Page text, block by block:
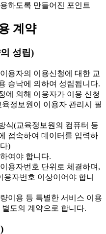
하도록 만들어진 포인트
계약
성립)
용자의 이용신청에 대한 교
승낙에 의하여 성립됩니다.
에 의해 이용자가 이용 신청
정보원이 이용자 관리시 필
식(교육정보원의 컴퓨터 등
접속하여 데이터를 입력하
)
여야 합니다.
용자번호 단위로 체결하며,
용자번호 이상이어야 합니
이용 등 특별한 서비스 이용
도의 계약으로 합니다.